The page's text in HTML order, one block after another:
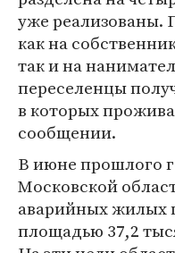
уже реализованы.
как на
так и на
переселенцы
в которых
сообщении.
В июне прошлого
Московской
аварийных
площадью 37,2